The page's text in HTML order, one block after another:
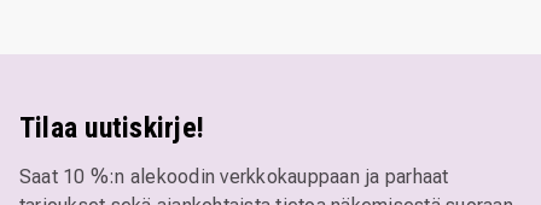
Tilaa uutiskirje!
Saat 10 %:n alekoodin verkkokauppaan ja parhaat